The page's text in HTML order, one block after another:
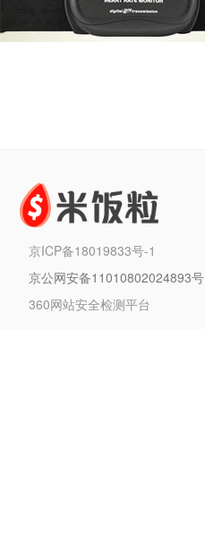
京ICP备18019833号-1
京公网安备11010802024893号
360网站安全检测平台